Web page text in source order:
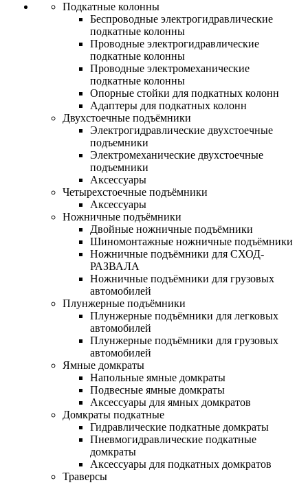
Подкатные колонны
Беспроводные электрогидравлические
подкатные колонны
Проводные электрогидравлические
подкатные колонны
Проводные электромеханические
подкатные колонны
Опорные стойки для подкатных колонн
Адаптеры для подкатных колонн
Двухстоечные подъёмники
Электрогидравлические двухстоечные
подъемники
Электромеханические двухстоечные
подъемники
Аксессуары
Четырехстоечные подъёмники
Аксессуары
Ножничные подъёмники
Двойные ножничные подъёмники
Шиномонтажные ножничные подъёмники
Ножничные подъёмники для СХОД-
РАЗВАЛА
Ножничные подъёмники для грузовых
автомобилей
Плунжерные подъёмники
Плунжерные подъёмники для легковых
автомобилей
Плунжерные подъёмники для грузовых
автомобилей
Ямные домкраты
Напольные ямные домкраты
Подвесные ямные домкраты
Аксессуары для ямных домкратов
Домкраты подкатные
Гидравлические подкатные домкраты
Пневмогидравлические подкатные
домкраты
Аксессуары для подкатных домкратов
Траверсы